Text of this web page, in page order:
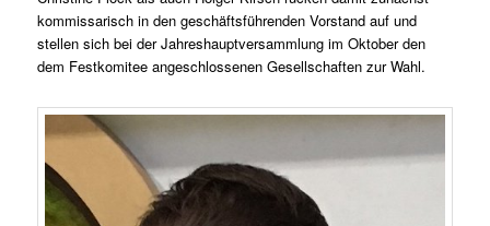
kommissarisch in den geschäftsführenden Vorstand auf und
stellen sich bei der Jahreshauptversammlung im Oktober den
dem Festkomitee angeschlossenen Gesellschaften zur Wahl.